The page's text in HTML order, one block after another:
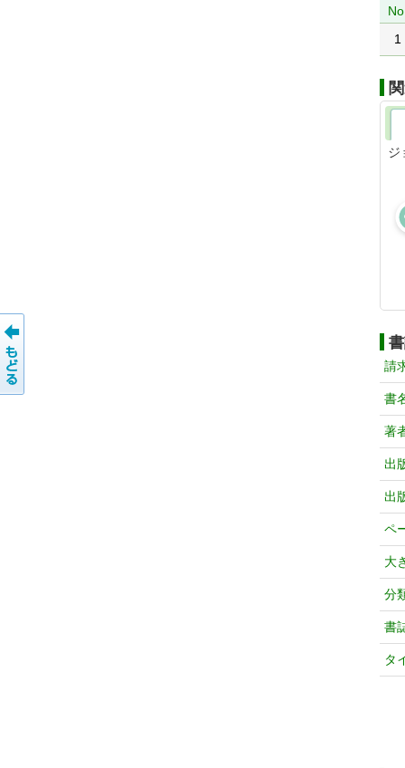
1
ジ
請
書
著
出
出
ペ
大
分
書
タ